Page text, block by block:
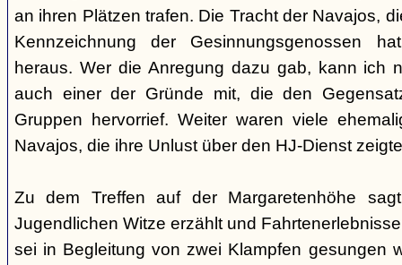
an ihren Plätzen trafen. Die Tracht der Navajos,
Kennzeichnung der Gesinnungsgenossen
heraus. Wer die Anregung dazu gab, kann ich
auch einer der Gründe mit, die den
Gruppen hervorrief. Weiter waren viele
Navajos, die ihre Unlust über den HJ-Dienst
Zu dem Treffen auf der Margaretenhöhe
Jugendlichen Witze erzählt und
sei in Begleitung von zwei Klampfen gesungen